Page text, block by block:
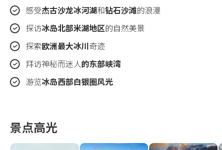
感受杰古沙龙冰河湖和钻石沙滩的浪漫
探访冰岛北部米湖地区的自然美景
探索欧洲最大冰川奇迹
拜访神秘而迷人的东部峡湾
游览冰岛西部白银圈风光
景点高光